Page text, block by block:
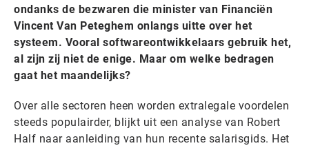
ondanks de bezwaren die minister van Financiën
Vincent Van Peteghem onlangs uitte over het
systeem. Vooral softwareontwikkelaars gebruik het,
al zijn zij niet de enige. Maar om welke bedragen
gaat het maandelijks?
Over alle sectoren heen worden extralegale voordelen
steeds populairder, blijkt uit een analyse van Robert
Half naar aanleiding van hun recente salarisgids. Het